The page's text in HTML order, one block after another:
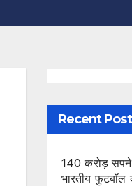
Recent
140 करोड़
भारतीय फुटबॉल